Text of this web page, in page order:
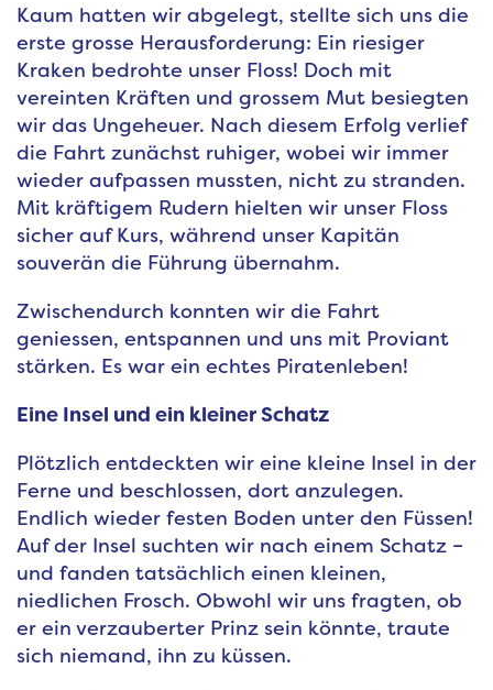
Kaum hatten wir abgelegt, stellte sich uns die
erste grosse Herausforderung: Ein riesiger
Kraken bedrohte unser Floss! Doch mit
vereinten Kräften und grossem Mut besiegten
wir das Ungeheuer. Nach diesem Erfolg verlief
die Fahrt zunächst ruhiger, wobei wir immer
wieder aufpassen mussten, nicht zu stranden.
Mit kräftigem Rudern hielten wir unser Floss
sicher auf Kurs, während unser Kapitän
souverän die Führung übernahm.
Zwischendurch konnten wir die Fahrt
geniessen, entspannen und uns mit Proviant
stärken. Es war ein echtes Piratenleben!
Eine Insel und ein kleiner Schatz
Plötzlich entdeckten wir eine kleine Insel in der
Ferne und beschlossen, dort anzulegen.
Endlich wieder festen Boden unter den Füssen!
Auf der Insel suchten wir nach einem Schatz –
und fanden tatsächlich einen kleinen,
niedlichen Frosch. Obwohl wir uns fragten, ob
er ein verzauberter Prinz sein könnte, traute
sich niemand, ihn zu küssen.